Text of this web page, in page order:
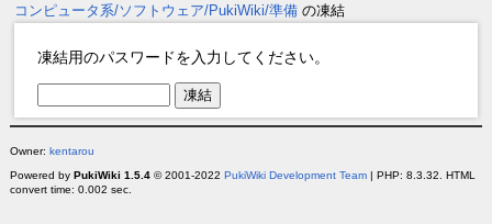
コンピュータ系/ソフトウェア/PukiWiki/準備の凍結
凍結用のパスワードを入力してください。
Owner: kentarou
Powered by PukiWiki 1.5.4© 2001-2022 PukiWiki Development Team| PHP: 8.3.32. HTML
convert time: 0.002 sec.